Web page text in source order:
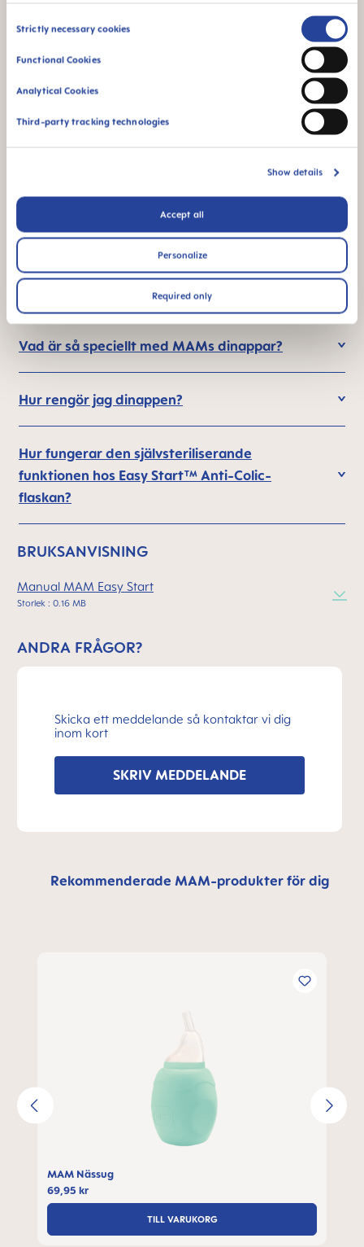
Consent
Strictly necessary cookies
Functional Cookies
Analytical Cookies
Third-party tracking technologies
Show details
Accept all
Personalize
Required only
när du är på språng
FAQ
Hur ofta bör jag byta dinappen?
Vad är så speciellt med MAMs dinappar?
Hur rengör jag dinappen?
Hur fungerar den självsteriliserande
funktionen hos Easy Start™ Anti-Colic-
flaskan?
BRUKSANVISNING
Manual MAM Easy Start
Storlek : 0.16 MB
ANDRA FRÅGOR?
Skicka ett meddelande så kontaktar vi dig
inom kort
SKRIV MEDDELANDE
Rekommenderade MAM-produkter för dig
MAM Nässug
69,95 kr
TILL VARUKORG